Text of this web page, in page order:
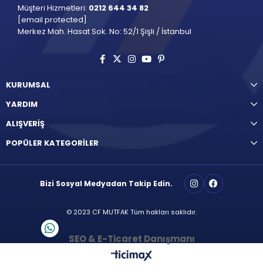
Müşteri Hizmetleri: 0212 644 34 82
[email protected]
Merkez Mah. Hasat Sok. No: 52/1 Şişli / İstanbul
KURUMSAL
YARDIM
ALIŞVERİŞ
POPÜLER KATEGORİLER
Bizi Sosyal Medyadan Takip Edin.
© 2023 CF MUTFAK Tüm hakları saklıdır.
SEO & E-Ticaret Danışmanı